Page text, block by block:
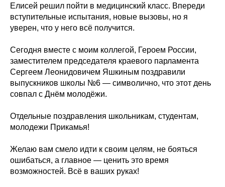
Елисей решил пойти в медицинский класс. Впереди
вступительные испытания, новые вызовы, но я
уверен, что у него всё получится.
Сегодня вместе с моим коллегой, Героем России,
заместителем председателя краевого парламента
Сергеем Леонидовичем Яшкиным поздравили
выпускников школы №6 — символично, что этот день
совпал с Днём молодёжи.
Отдельные поздравления школьникам, студентам,
молодежи Прикамья!
Желаю вам смело идти к своим целям, не бояться
ошибаться, а главное — ценить это время
возможностей. Всё в ваших руках!